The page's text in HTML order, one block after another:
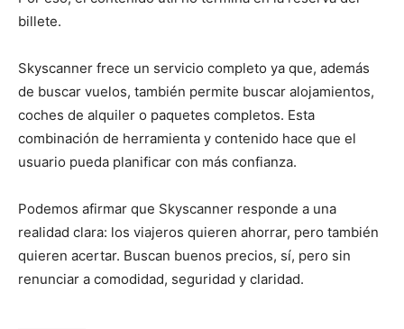
billete.
Skyscanner frece un servicio completo ya que, además
de buscar vuelos, también permite buscar alojamientos,
coches de alquiler o paquetes completos. Esta
combinación de herramienta y contenido hace que el
usuario pueda planificar con más confianza.
Podemos afirmar que Skyscanner responde a una
realidad clara: los viajeros quieren ahorrar, pero también
quieren acertar. Buscan buenos precios, sí, pero sin
renunciar a comodidad, seguridad y claridad.